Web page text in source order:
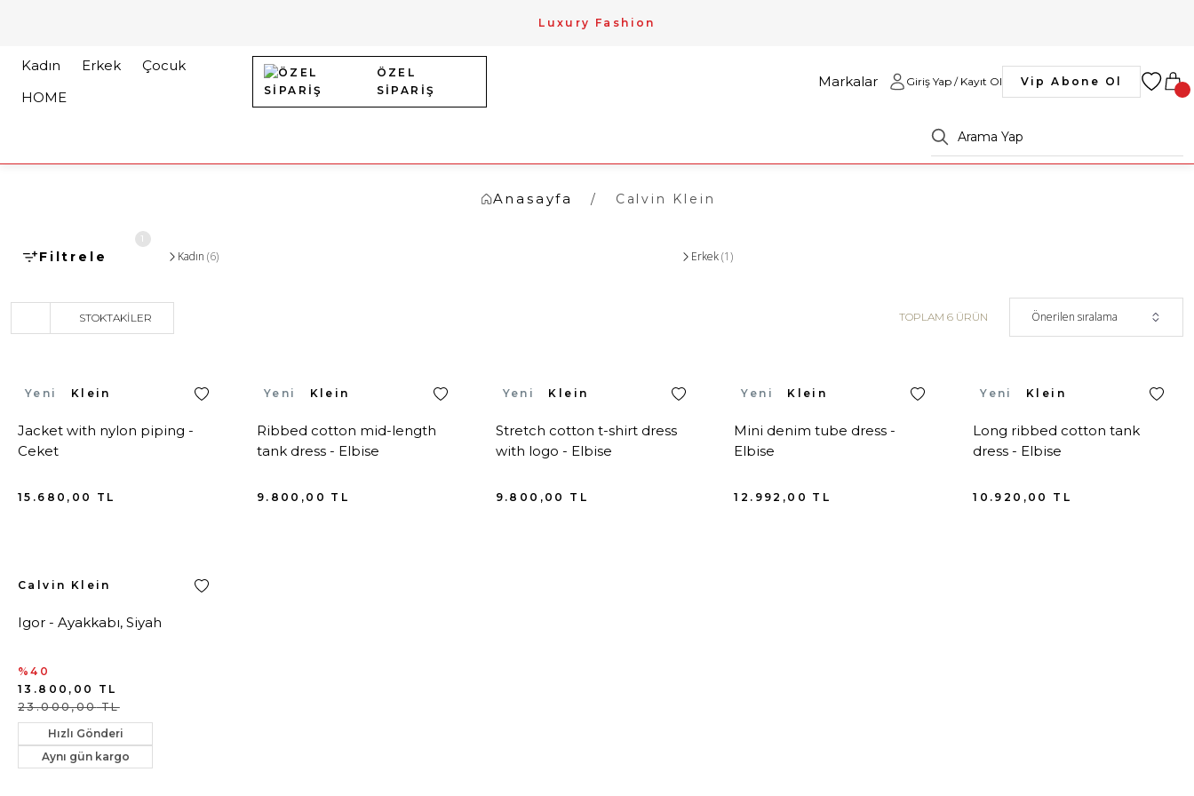
Luxury Fashion
Kadın Erkek
Çocuk
HOME
ÖZEL
SİPARİŞ
Markalar Giriş Yap / Kayıt Ol Vip Abone Ol
Anasayfa Calvin Klein
Filtrele
1
Kadın (6) Erkek(1)
STOKTAKILER TOPLAM 6 ÜRÜN
Yeni
Calvin Klein
Jacket with nylon piping -
Ceket
15.680,00 TL
Yeni
Calvin Klein
Ribbed cotton mid-length
tank dress - Elbise
9.800,00 TL
Yeni
Calvin Klein
Stretch cotton t-shirt dress
with logo - Elbise
9.800,00 TL
Yeni
Calvin Klein
Mini denim tube dress -
Elbise
12.992,00 TL
Yeni
Calvin Klein
Long ribbed cotton tank
dress - Elbise
10.920,00 TL
Calvin Klein
Igor - Ayakkabı, Siyah
%40
13.800,00
TL
23.000,00TL
Hızlı Gönderi
Aynı gün kargo